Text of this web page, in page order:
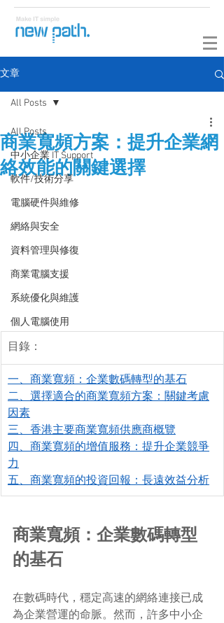
文章
All Posts
中小企業 IT Support
軟件/技術分享
電腦硬件與維修
網絡與安全
資料管理與修復
商業電腦支援
系統優化與維護
個人電腦使用
All Posts
商業寬頻方案：提升企業網
絡效能的關鍵選擇
目錄：
一、商業寬頻：企業數碼轉型的基石
二、選擇適合的商業寬頻方案：關鍵考慮
因素
三、香港主要商業寬頻供應商概覽
四、商業寬頻的增值服務：提升企業競爭
力
五、商業寬頻的投資回報：長遠效益分析
商業寬頻：企業數碼轉型
的基石
在數碼時代，穩定高速的網絡連接已成
為企業營運的命脈。然而，許多中小企